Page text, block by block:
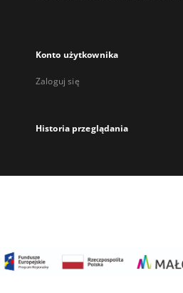
Konto użytkownika
Zaloguj się
Historia przeglądania